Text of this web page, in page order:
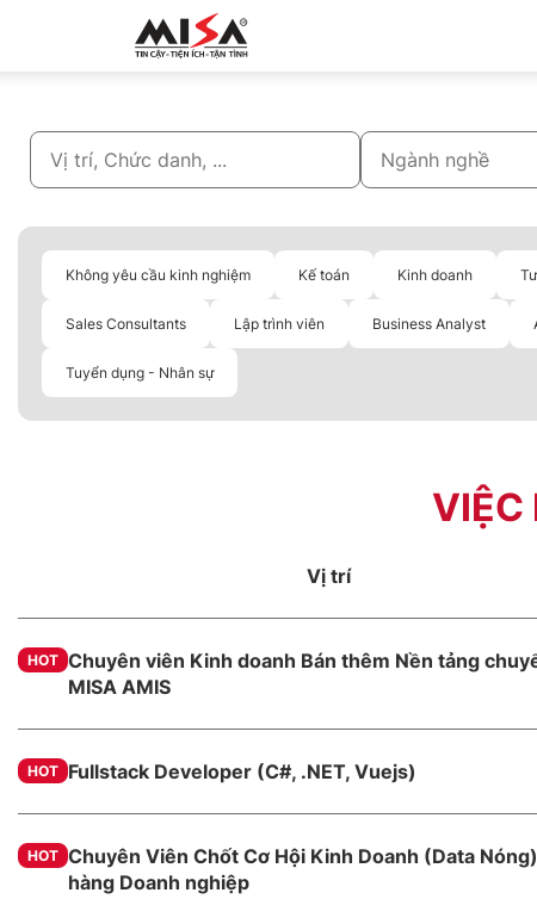
MISA.VN
Không yêu cầu kinh nghiệm Kế toán Kinh doanh
Sales Consultants Lập trình viên Business Analyst
Tuyển dụng - Nhân sự
VIỆC
Vị trí
HOT Chuyên viên Kinh doanh Bán thêm Nền tảng
MISA AMIS
HOT Fullstack Developer (C#, .NET, Vuejs)
HOT Chuyên Viên Chốt Cơ Hội Kinh Doanh (Data
hàng Doanh nghiệp